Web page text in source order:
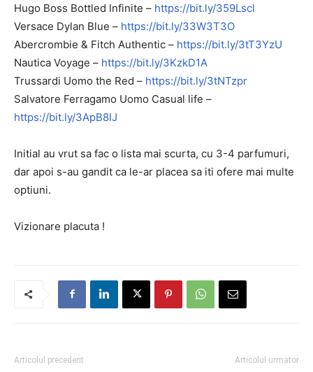
Hugo Boss Bottled Infinite – https://bit.ly/359Lscl
Versace Dylan Blue – https://bit.ly/33W3T3O
Abercrombie & Fitch Authentic – https://bit.ly/3tT3YzU
Nautica Voyage – https://bit.ly/3KzkD1A
Trussardi Uomo the Red – https://bit.ly/3tNTzpr
Salvatore Ferragamo Uomo Casual life –
https://bit.ly/3ApB8IJ
Initial au vrut sa fac o lista mai scurta, cu 3-4 parfumuri,
dar apoi s-au gandit ca le-ar placea sa iti ofere mai multe
optiuni.
Vizionare placuta !
Articolul precedent Articolul urmator